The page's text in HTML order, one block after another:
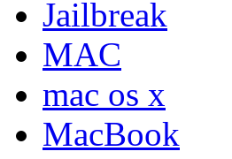
Jailbreak
MAC
mac os x
MacBook